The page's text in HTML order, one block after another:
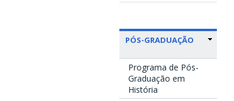
PÓS-GRADUAÇÃO
Programa de Pós-
Graduação em
História